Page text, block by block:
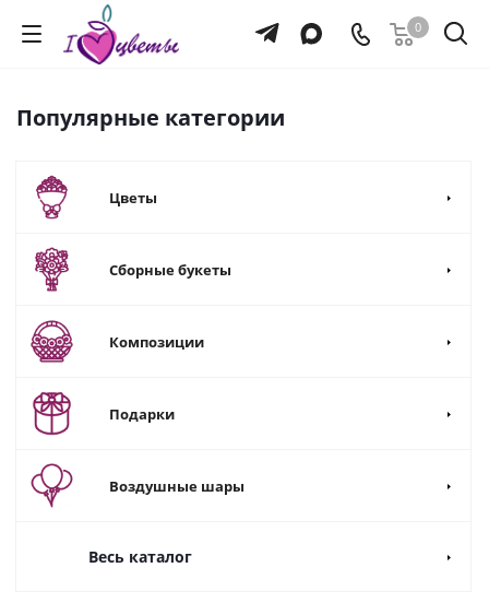
0
Популярные категории
Цветы
Сборные букеты
Композиции
Подарки
Воздушные шары
Весь каталог